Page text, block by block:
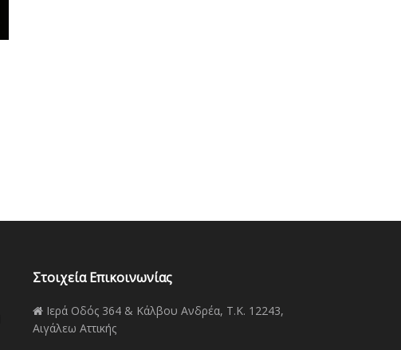
Στοιχεία Επικοινωνίας
Ιερά Οδός 364 & Κάλβου Ανδρέα, Τ.Κ. 12243,
Αιγάλεω Αττικής